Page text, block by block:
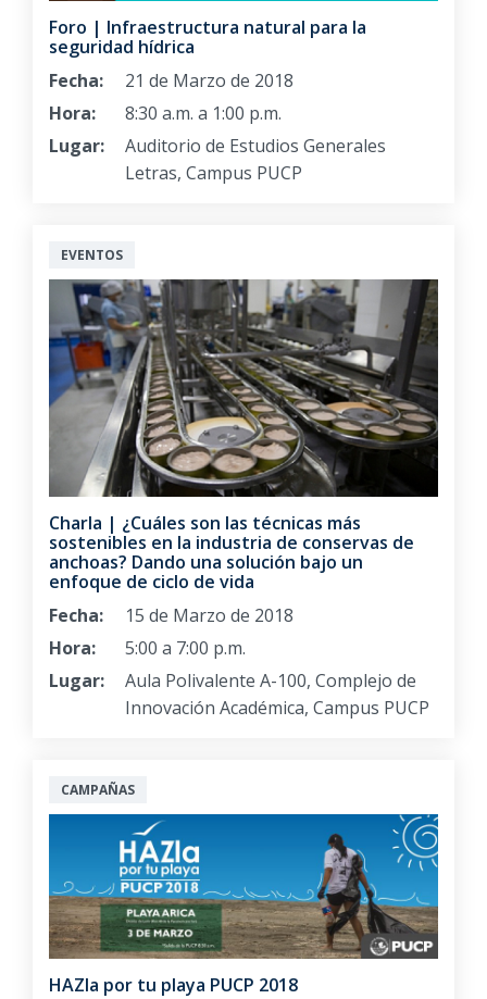
Foro | Infraestructura natural para la
seguridad hídrica
Fecha:
21 de Marzo de 2018
Hora:
8:30 a.m. a 1:00 p.m.
Lugar:
Auditorio de Estudios Generales
Letras, Campus PUCP
EVENTOS
Charla | ¿Cuáles son las técnicas más
sostenibles en la industria de conservas de
anchoas? Dando una solución bajo un
enfoque de ciclo de vida
Fecha:
15 de Marzo de 2018
Hora:
5:00 a 7:00 p.m.
Lugar:
Aula Polivalente A-100, Complejo de
Innovación Académica, Campus PUCP
CAMPAÑAS
HAZla por tu playa PUCP 2018